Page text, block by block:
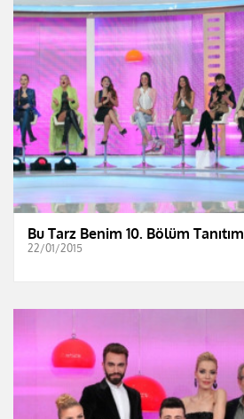
Bu Tarz Benim 10. Bölüm Tanıtım
22/01/2015